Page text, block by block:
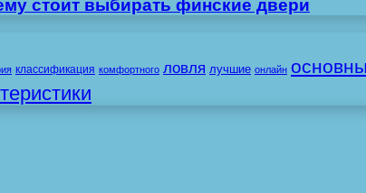
стоит выбирать финские двери
классификация комфортного ловля лучшие онлайн